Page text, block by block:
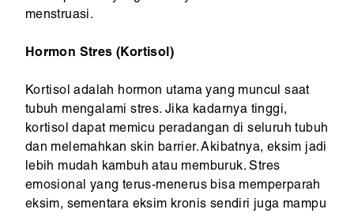
menstruasi.
Hormon Stres (Kortisol)
Kortisol adalah hormon utama yang muncul saat
tubuh mengalami stres. Jika kadarnya tinggi,
kortisol dapat memicu peradangan di seluruh tubuh
dan melemahkan skin barrier. Akibatnya, eksim jadi
lebih mudah kambuh atau memburuk. Stres
emosional yang terus-menerus bisa memperparah
eksim, sementara eksim kronis sendiri juga mampu